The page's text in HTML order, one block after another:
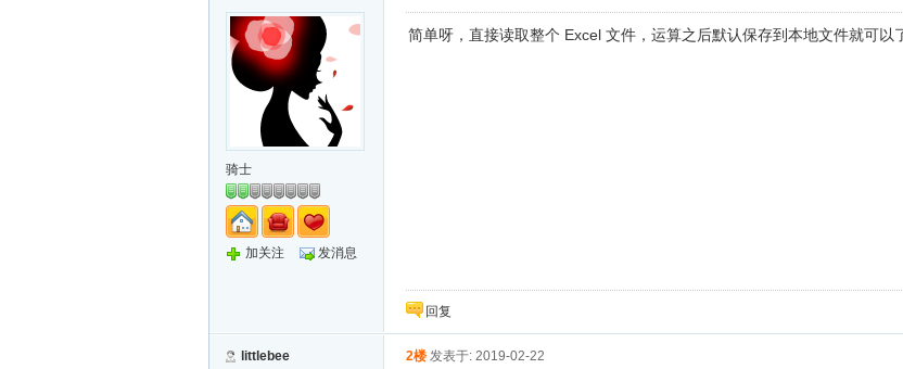
骑士
加关注 发消息
简单呀，直接读取整个 Excel 文件，运算之后默认保存到本地文件就可
回复
littlebee 2楼 发表于: 2019-02-22